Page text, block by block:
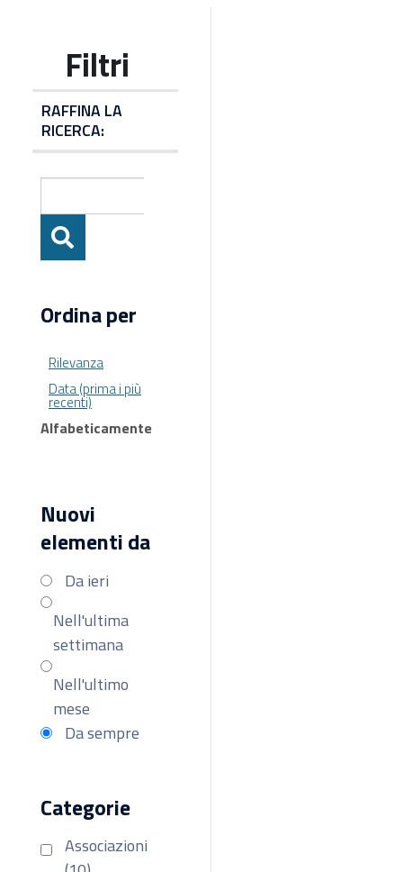
RAFFINA LA
RICERCA:
Ordina per
Rilevanza
Data (prima i più
recenti)
Alfabeticamente
Nuovi
elementi da
Da ieri
Nell'ultima
settimana
Nell'ultimo
mese
Da sempre
Categorie
Associazioni